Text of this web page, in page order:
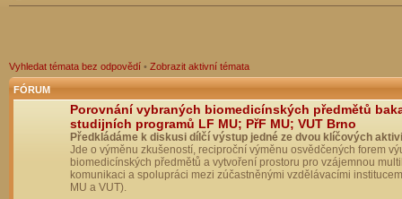
Vyhledat témata bez odpovědí • Zobrazit aktivní témata
FÓRUM
Porovnání vybraných biomedicínských předmětů
studijních programů LF MU; PřF MU; VUT Brno
Předkládáme k diskusi dílčí výstup jedné ze dvou klíčových
Jde o výměnu zkušeností, reciproční výměnu osvědčených forem
biomedicínských předmětů a vytvoření prostoru pro vzájemnou
komunikaci a spolupráci mezi zúčastněnými vzdělávacími
MU a VUT).